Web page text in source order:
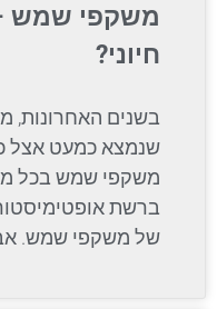
משקפי שמש
חיוני?
בשנים האחרונות,
שנמצא כמעט אצל
משקפי שמש בכל
ברשת
של משקפי שמש.